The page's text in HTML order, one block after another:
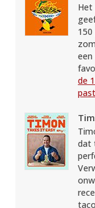
Het
een
de
dat